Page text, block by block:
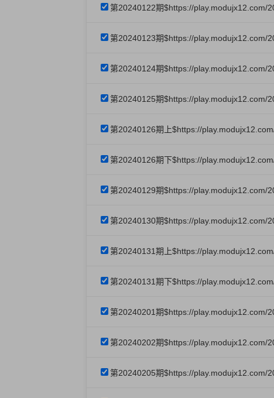
第20240122期$https://play.modujx12.com/
第20240123期$https://play.modujx12.com/
第20240124期$https://play.modujx12.com/
第20240125期$https://play.modujx12.com/
第20240126期上$https://
第20240126期下$https://
第20240129期$https://play.modujx12.com/
第20240130期$https://play.modujx12.com/
第20240131期上$https://
第20240131期下$https://
第20240201期$https://play.modujx12.com/
第20240202期$https://play.modujx12.com/
第20240205期$https://play.modujx12.com/